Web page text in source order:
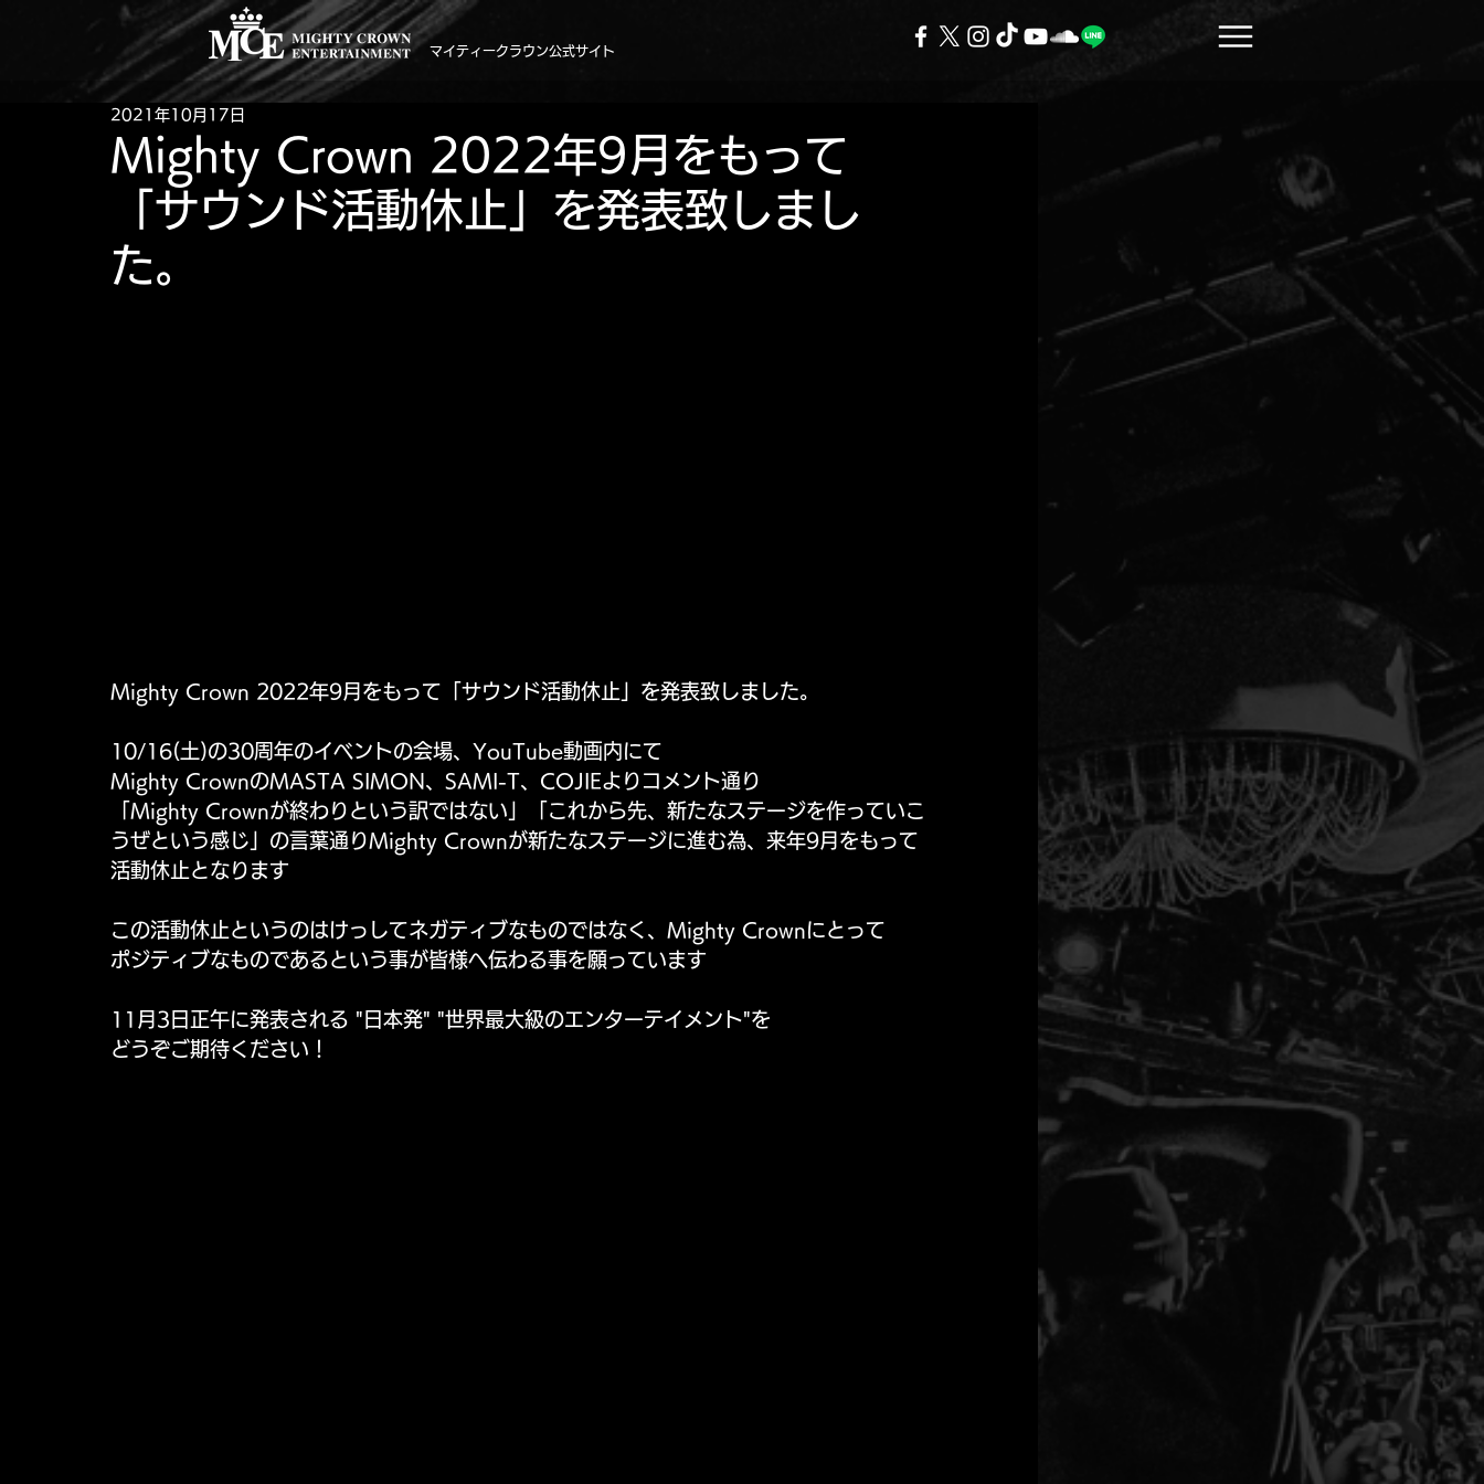
マイティークラウン公式サイト
Mighty Crown 2022年9月をもって
「サウンド活動休止」を発表致しまし
た。
2021年10月17日
Mighty Crown 2022年9月をもって「サウンド活動休止」を発表致しました。
10/16(土)の30周年のイベントの会場、YouTube動画内にて
Mighty CrownのMASTA SIMON、SAMI-T、COJIEよりコメント通り
「Mighty Crownが終わりという訳ではない」「これから先、新たなステージを作っていこ
うぜという感じ」の言葉通りMighty Crownが新たなステージに進む為、来年9月をもって
活動休止となります
この活動休止というのはけっしてネガティブなものではなく、Mighty Crownにとって
ポジティブなものであるという事が皆様へ伝わる事を願っています
11月3日正午に発表される "日本発" "世界最大級のエンターテイメント"を
どうぞご期待ください！